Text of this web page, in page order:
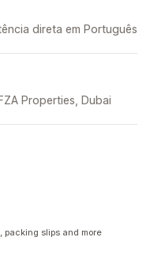
direta em Português
Properties, Dubai
packing slips and more